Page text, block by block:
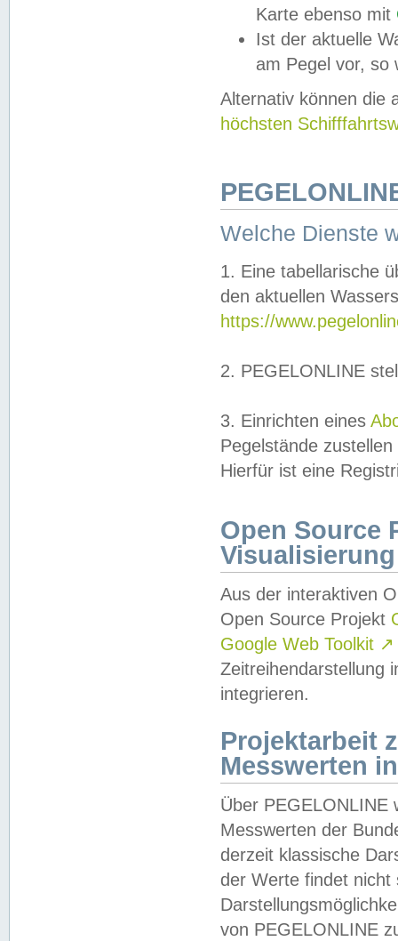
Karte ebenso mit
Ist der aktuelle
am Pegel vor,
Alternativ können die
höchsten
Welche Dienste
1. Eine tabellarische
den aktuellen
https://
2. PEGELONLINE
3. Einrichten eines
Pegelstände
Hierfür ist eine
Open Source
Visualisierung
Aus der interaktiven
Open Source Projekt
Google Web Toolkit ↗
Zeitreihendarstellung
integrieren.
Projektarbeit
Messwerten
Über PEGELONLINE
Messwerten der
derzeit klassische
der Werte findet
von PEGELONLINE